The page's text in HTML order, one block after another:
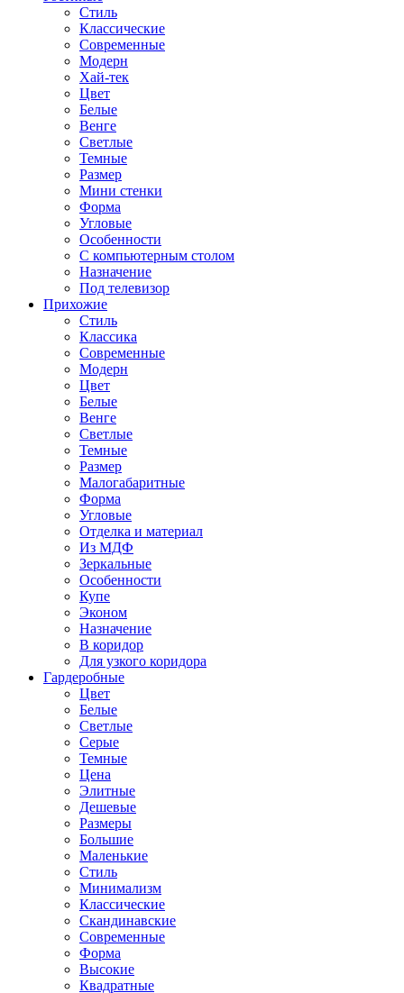
Стиль
Классические
Современные
Модерн
Хай-тек
Цвет
Белые
Венге
Светлые
Темные
Размер
Мини стенки
Форма
Угловые
Особенности
С компьютерным столом
Назначение
Под телевизор
Прихожие
Стиль
Классика
Современные
Модерн
Цвет
Белые
Венге
Светлые
Темные
Размер
Малогабаритные
Форма
Угловые
Отделка и материал
Из МДФ
Зеркальные
Особенности
Купе
Эконом
Назначение
В коридор
Для узкого коридора
Гардеробные
Цвет
Белые
Светлые
Серые
Темные
Цена
Элитные
Дешевые
Размеры
Большие
Маленькие
Стиль
Минимализм
Классические
Скандинавские
Современные
Форма
Высокие
Квадратные